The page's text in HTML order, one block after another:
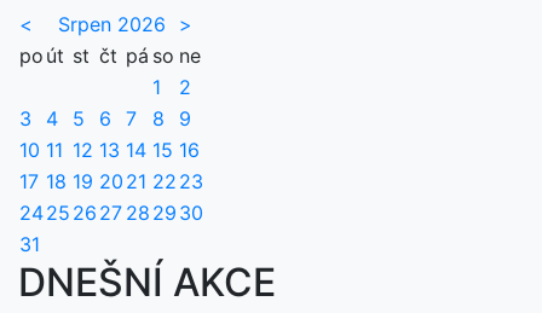
< Srpen 2026
>
po út st čt pá so ne
1
2
3
4 5 6 7 8
9
10 11 12 13 14 15 16
17 18 19 20 21 22 23
2425 26 27 28 29 30
31
DNEŠNÍ AKCE